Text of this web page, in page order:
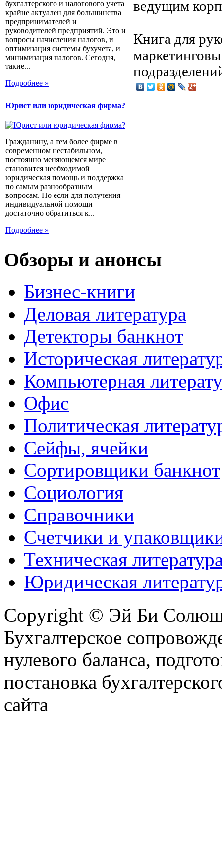
бухгалтерского и налогового учета
крайне актуален для большинства
предпринимателей и
руководителей предприятий. Это и
вопросы начисления налогов, и
оптимизация системы бухучета, и
минимизация налогов. Сегодня,
такие...
Подробнее »
Юрист или юридическая фирма?
Гражданину, а тем более фирме в
современном нестабильном,
постоянно меняющемся мире
становится необходимой
юридическая помощь и поддержка
по самым разнообразным
вопросам. Но если для получения
индивидуальной помощи
достаточно обратиться к...
Подробнее »
ведущим
Книга для
Обзоры и анонсы
Бизнес-книги
Деловая литература
Детекторы банкнот
Историческая
Компьютерная
Офис
Политическая
Сейфы, ячейки
Сортировщики банкнот
Социология
Справочники
Счетчики и
Техническая
Юридическая
Copyright © Эй Би
Бухгалтерское
нулевого баланса,
постановка
сайта